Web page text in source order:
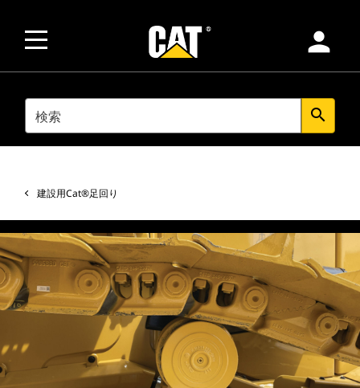
person
SEARCH search
建設用Cat®足回り